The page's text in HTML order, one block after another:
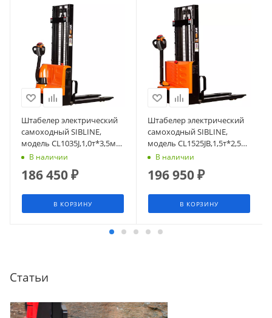
Штабелер электрический
самоходный SIBLINE,
модель CL1035J,1,0т*3,5м
(сопровождаемый),
В наличии
186 450₽
В КОРЗИНУ
Штабелер электрический
самоходный SIBLINE,
модель CL1525JB,1,5т*2,5м
(сопровождаемый),
В наличии
196 950₽
В КОРЗИНУ
Статьи